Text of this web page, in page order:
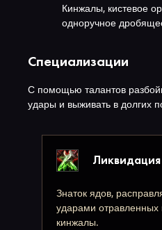
Кинжалы, кистевое
одноручное
Специализации
С помощью талантов
удары и выживать в долгих
Ликвидация
Знаток ядов,
ударами
кинжалы.